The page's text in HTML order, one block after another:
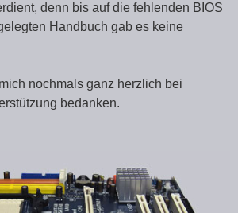
denn bis auf die fehlenden BIOS
Handbuch gab es keine
nochmals ganz herzlich bei
bedanken.